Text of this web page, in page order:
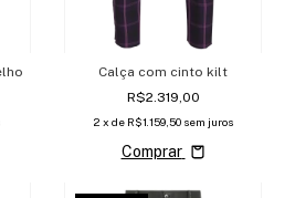
Calça com cinto kilt
R$2.319,00
2 x de R$1.159,50 sem juros
Comprar